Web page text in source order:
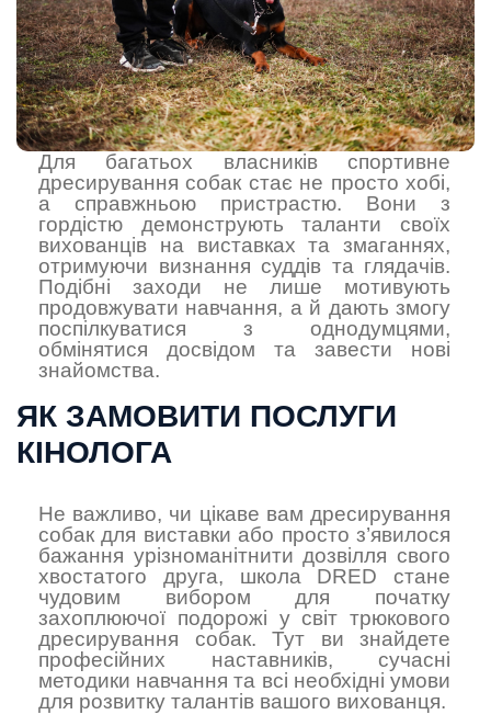
Для багатьох власників спортивне
дресирування собак стає не просто хобі,
а справжньою пристрастю. Вони з
гордістю демонструють таланти своїх
вихованців на виставках та змаганнях,
отримуючи визнання суддів та глядачів.
Подібні заходи не лише мотивують
продовжувати навчання, а й дають змогу
поспілкуватися з однодумцями,
обмінятися досвідом та завести нові
знайомства.
ЯК ЗАМОВИТИ ПОСЛУГИ
КІНОЛОГА
Не важливо, чи цікаве вам дресирування
собак для виставки або просто з’явилося
бажання урізноманітнити дозвілля свого
хвостатого друга, школа DRED стане
чудовим вибором для початку
захоплюючої подорожі у світ трюкового
дресирування собак. Тут ви знайдете
професійних наставників, сучасні
методики навчання та всі необхідні умови
для розвитку талантів вашого вихованця.